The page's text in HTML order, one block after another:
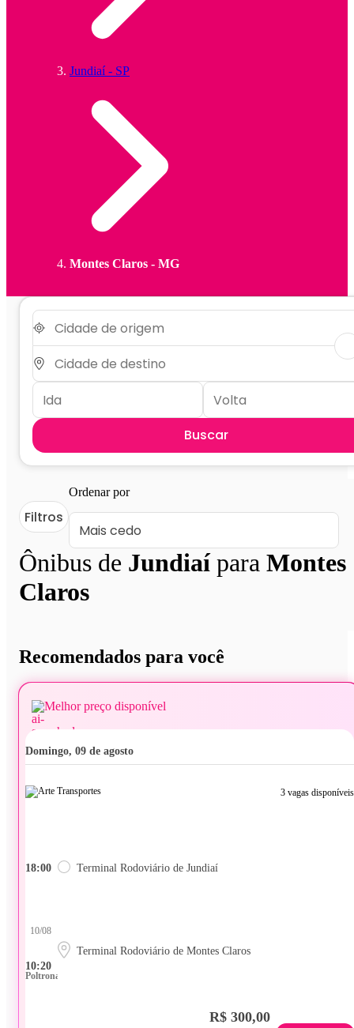
Jundiaí - SP
Montes Claros - MG
Buscar
Ônibus de Jundiaípara Montes
Claros
Filtros
Ordenar por
Recomendados para você
Melhor preço disponível
domingo, 09 de agosto
3 vagas disponíveis
18:00 Terminal Rodoviário de Jundiaí
10:20
10/08
Terminal Rodoviário de Montes Claros
Poltrona
R$ 300,00